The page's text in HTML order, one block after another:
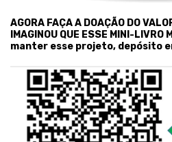
AGORA FAÇA A DOAÇÃO DO
IMAGINOU QUE ESSE MINI-
manter esse projeto, depósito